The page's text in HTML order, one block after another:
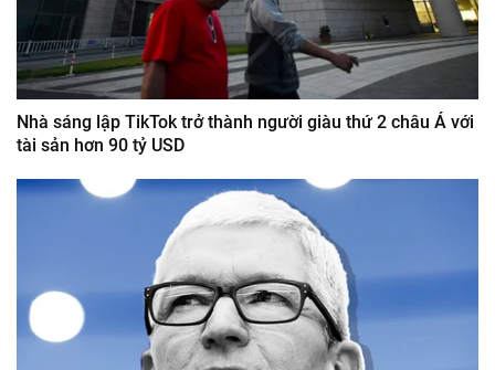
Nhà sáng lập TikTok trở thành người giàu thứ 2 châu Á với
tài sản hơn 90 tỷ USD